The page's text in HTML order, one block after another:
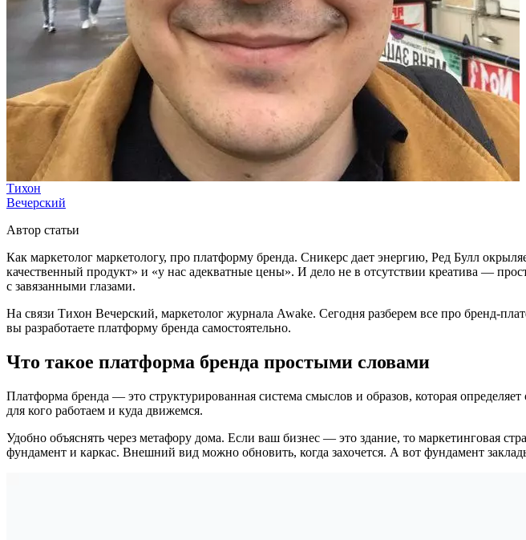
Тихон
Вечерский
Автор статьи
Как маркетолог маркетологу, про платформу бренда. Сникерс дает энергию, Ред Булл
качественный продукт» и «у нас адекватные цены». И дело не в отсутствии креатива —
с завязанными глазами.
На связи Тихон Вечерский, маркетолог журнала Awake. Сегодня разберем все про бренд-
вы разработаете платформу бренда самостоятельно.
Что такое платформа бренда простыми словами
Платформа бренда — это структурированная система смыслов и образов, которая
для кого работаем и куда движемся.
Удобно объяснять через метафору дома. Если ваш бизнес — это здание, то маркетинговая
фундамент и каркас. Внешний вид можно обновить, когда захочется. А вот фундамент